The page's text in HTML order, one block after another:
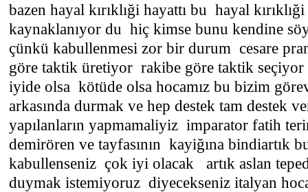
bazen hayal kırıklıği hayattı bu hayal
kaynaklanıyor du hiç kimse bunu kendine
çünkü kabullenmesi zor bir durum cesare
göre taktik üretiyor rakibe göre taktik
iyide olsa kötüde olsa hocamız bu bizim
arkasında durmak ve hep destek tam destek
yapılanların yapmamaliyiz imparator fatih
demirören ve tayfasının kayiğına bindiartık
kabullenseniz çok iyi olacak artık aslan
duymak istemiyoruz diyecekseniz italyan